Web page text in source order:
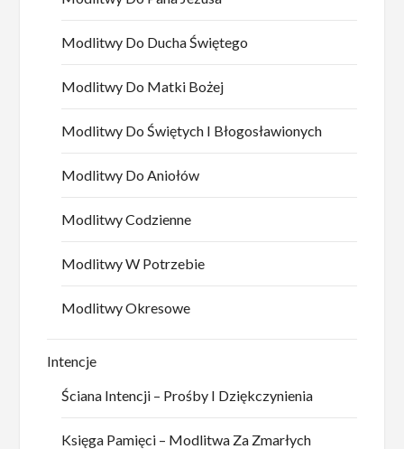
Modlitwy Do Ducha Świętego
Modlitwy Do Matki Bożej
Modlitwy Do Świętych I Błogosławionych
Modlitwy Do Aniołów
Modlitwy Codzienne
Modlitwy W Potrzebie
Modlitwy Okresowe
Intencje
Ściana Intencji – Prośby I Dziękczynienia
Księga Pamięci – Modlitwa Za Zmarłych